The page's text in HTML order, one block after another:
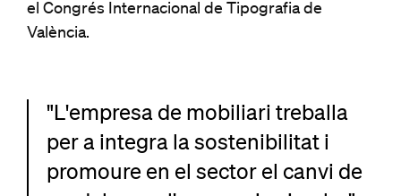
el Congrés Internacional de Tipografia de
València.
"L'empresa de mobiliari treballa
per a integra la sostenibilitat i
promoure en el sector el canvi de